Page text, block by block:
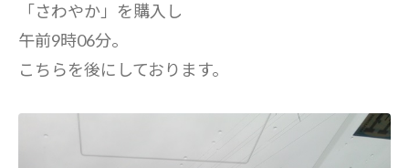
「さわやか」を購入し
午前9時06分。
こちらを後にしております。